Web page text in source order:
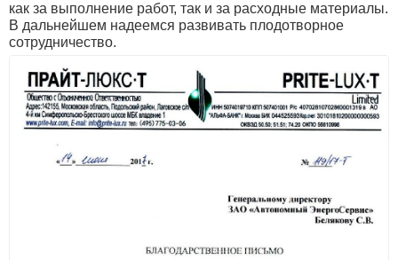
как за выполнение работ, так и за расходные материалы.
В дальнейшем надеемся развивать плодотворное
сотрудничество.